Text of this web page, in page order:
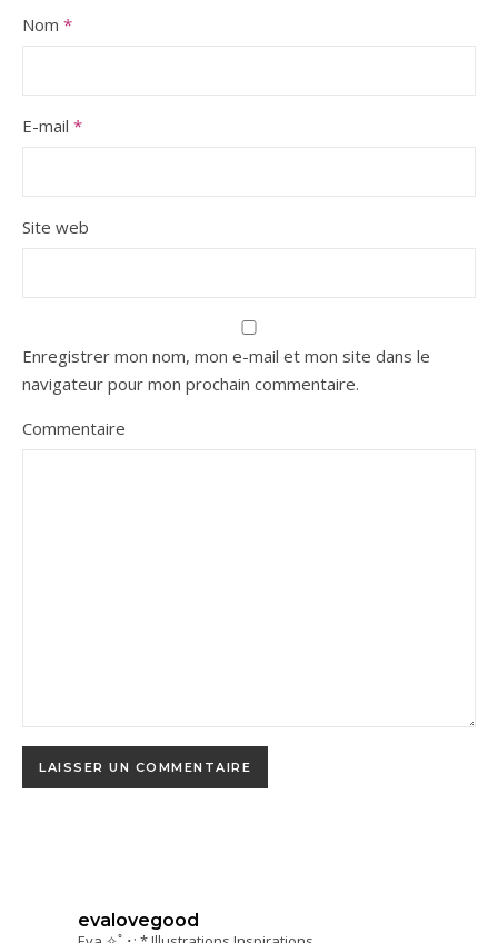
Nom *
E-mail *
Site web
Enregistrer mon nom, mon e-mail et mon site dans le
navigateur pour mon prochain commentaire.
Commentaire
evalovegood